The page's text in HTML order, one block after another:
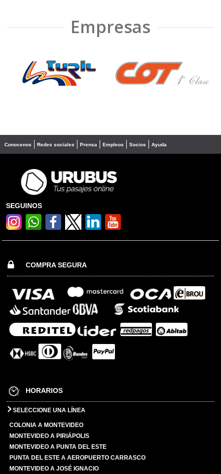
Empresas
❮ ❯
Conocenos Redes sociales Prensa Empleos Socios Ayuda
SEGUINOS
COMPRA SEGURA
HORARIOS
SELECCIONE UNA LÍNEA
COLONIA A MONTEVIDEO
MONTEVIDEO A PIRIÁPOLIS
MONTEVIDEO A PUNTA DEL ESTE
PUNTA DEL ESTE A AEROPUERTO CARRASCO
MONTEVIDEO A JOSÉ IGNACIO